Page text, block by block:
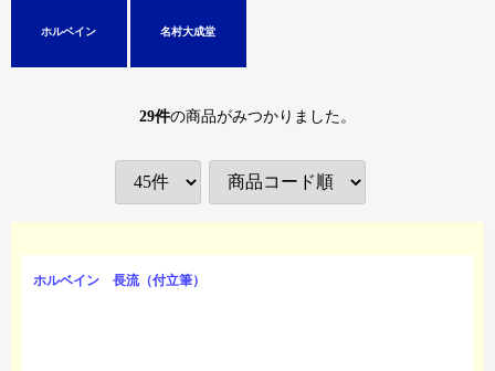
ホルベイン 名村大成堂
29件の商品がみつかりました。
ホルベイン 長流（付立筆）